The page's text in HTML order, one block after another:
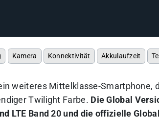
Kamera Konnektivität Akkulaufzeit
weiteres Mittelklasse-Smartphone,
Twilight Farbe. Die Global
LTE Band 20 und die offizielle Global